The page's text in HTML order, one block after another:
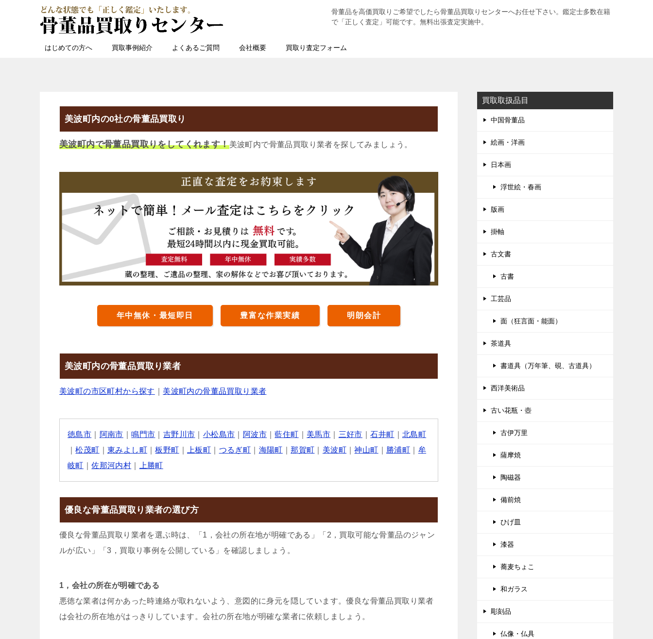
骨董品を高価買取りご希望でしたら骨董品買取りセンターへお任せ下さい。鑑定士多数在籍
で「正しく査定」可能です。無料出張査定実施中。
はじめての方へ 買取事例紹介 よくあるご質問 会社概要 買取り査定フォーム
美波町内の0社の骨董品買取り
美波町内で骨董品買取りをしてくれます！美波町内で骨董品買取り業者を探してみましょう。
年中無休・最短即日 豊富な作業実績 明朗会計
美波町内の骨董品買取り業者
美波町の市区町村から探す 美波町内の骨董品買取り業者
徳島市 阿南市 ｜鳴門市 吉野川市 小松島市 阿波市 ｜藍住町 美馬市 三好市 ｜石井町
北島町
｜松茂町 ｜東みよし町 ｜板野町 上板町 つるぎ町 海陽町 ｜那賀町 美波町 ｜神山町 勝浦町
牟
岐町 ｜佐那河内村 上勝町
優良な骨董品買取り業者の選び方
優良な骨董品買取り業者を選ぶ時は、「1，会社の所在地が明確である」「2，買取可能な骨董品のジャン
ルが広い」「3，買取り事例を公開している」を確認しましょう。
1，会社の所在が明確である
悪徳な業者は何かあった時連絡が取れないよう、意図的に身元を隠しています。優良な骨董品買取り業者
は会社の所在地がはっきりしています。会社の所在地が明確な業者に依頼しましょう。
買取取扱品目
中国骨董品
絵画・洋画
日本画
浮世絵・春画
版画
掛軸
古文書
古書
工芸品
面（狂言面・能面）
茶道具
書道具（万年筆、硯、古道具）
西洋美術品
古い花瓶・壺
古伊万里
薩摩焼
陶磁器
備前焼
ひげ皿
漆器
蕎麦ちょこ
和ガラス
彫刻品
仏像・仏具